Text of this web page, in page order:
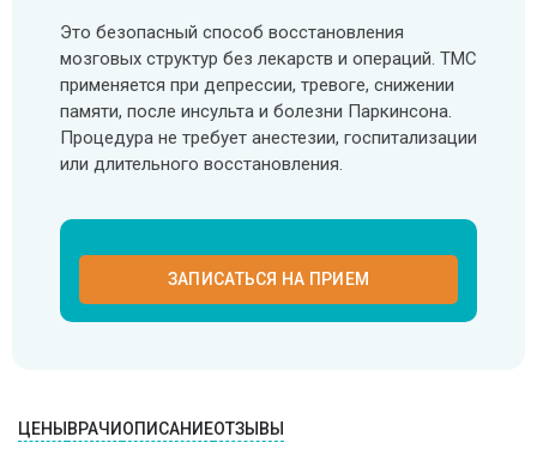
Это безопасный способ восстановления
мозговых структур без лекарств и операций. ТМС
применяется при депрессии, тревоге, снижении
памяти, после инсульта и болезни Паркинсона.
Процедура не требует анестезии, госпитализации
или длительного восстановления.
ЗАПИСАТЬСЯ НА ПРИЕМ
ЦЕНЫ ВРАЧИ ОПИСАНИЕОТЗЫВЫ